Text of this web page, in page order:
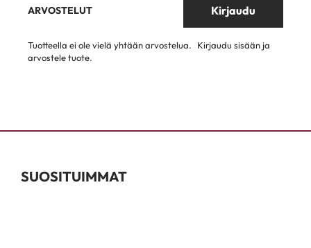
ARVOSTELUT Kirjaudu
Tuotteella ei ole vielä yhtään arvostelua.
Kirjaudu sisään ja
arvostele tuote.
SUOSITUIMMAT